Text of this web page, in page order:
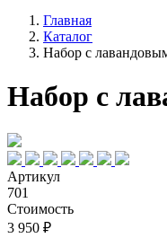
Главная
Каталог
Набор с
Набор с
Артикул
701
Стоимость
3 950 ₽